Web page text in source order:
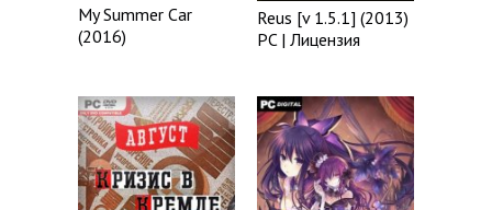
My Summer Car
(2016)
Reus [v 1.5.1] (2013)
PC | Лицензия